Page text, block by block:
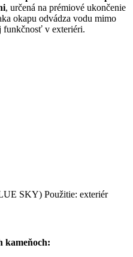
, určená na prémiové ukončenie
okapu odvádza vodu mimo
funkčnosť v exteriéri.
SKY) Použitie: exteriér
kameňoch: